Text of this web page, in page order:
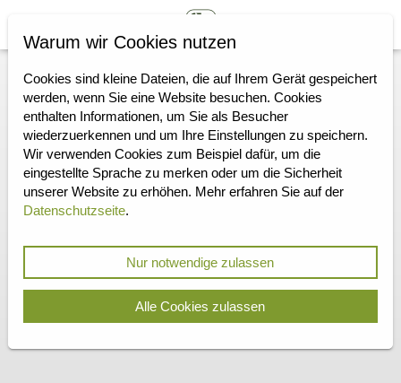
Warum wir Cookies nutzen
Cookies sind kleine Dateien, die auf Ihrem Gerät gespeichert
werden, wenn Sie eine Website besuchen. Cookies
enthalten Informationen, um Sie als Besucher
wiederzuerkennen und um Ihre Einstellungen zu speichern.
Wir verwenden Cookies zum Beispiel dafür, um die
eingestellte Sprache zu merken oder um die Sicherheit
unserer Website zu erhöhen. Mehr erfahren Sie auf der
Datenschutzseite.
Nur notwendige zulassen
Alle Cookies zulassen